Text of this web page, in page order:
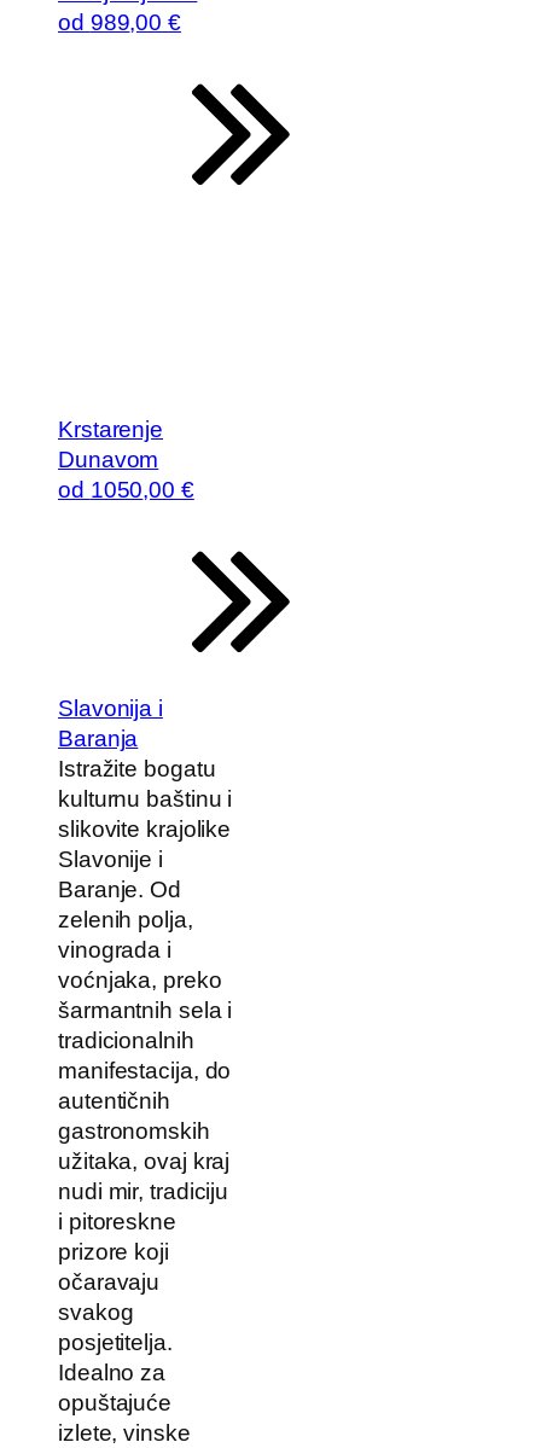
od 989,00 €
Krstarenje
Dunavom
od 1050,00 €
Slavonija i
Baranja
Istražite bogatu
kulturnu baštinu i
slikovite krajolike
Slavonije i
Baranje. Od
zelenih polja,
vinograda i
voćnjaka, preko
šarmantnih sela i
tradicionalnih
manifestacija, do
autentičnih
gastronomskih
užitaka, ovaj kraj
nudi mir, tradiciju
i pitoreskne
prizore koji
očaravaju
svakog
posjetitelja.
Idealno za
opuštajuće
izlete, vinske